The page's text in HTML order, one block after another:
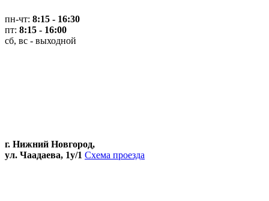
пн-чт: 8:15 - 16:30
пт: 8:15 - 16:00
сб, вс - выходной
г. Нижний Новгород,
ул. Чаадаева, 1у/1 Схема проезда